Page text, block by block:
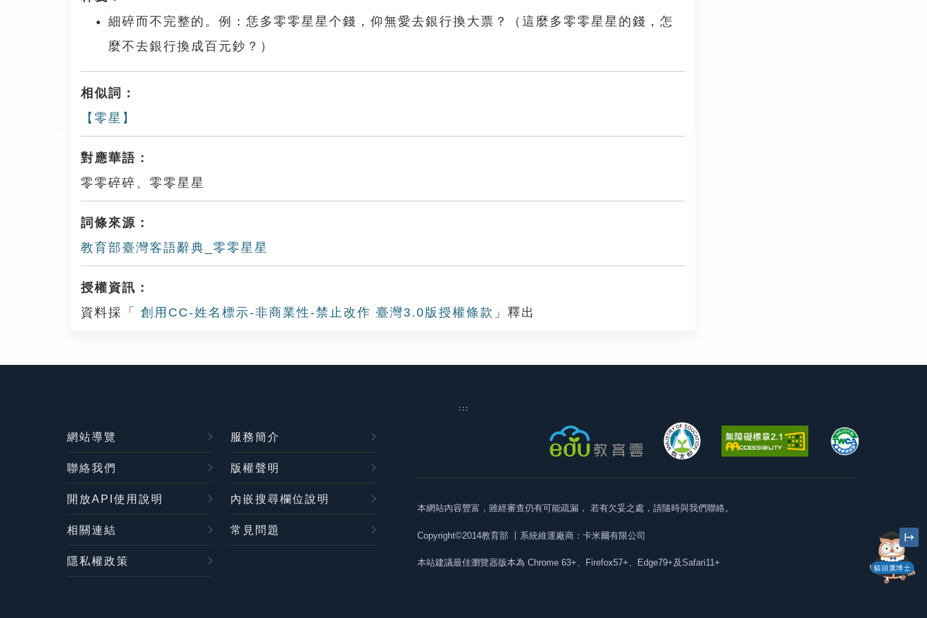
細碎而不完整的。例：恁多零零星星个錢，仰無愛去銀行換大票？（這麼多零零星星的錢，怎
麼不去銀行換成百元鈔？）
相似詞：
【零星】
對應華語：
零零碎碎、零零星星
詞條來源：
教育部臺灣客語辭典_零零星星
授權資訊：
資料採「
創用CC-姓名標示-非商業性-禁止改作 臺灣3.0版授權條款 」釋出
貓頭鷹博士
:::
網站導覽 服務簡介
聯絡我們 版權聲明
開放API使用說明 內嵌搜尋欄位說明
相關連結 常見問題
隱私權政策
本網站內容豐富，雖經審查仍有可能疏漏， 若有欠妥之處，請隨時與我們聯絡。
Copyright©2014教育部 丨系統維運廠商：卡米爾有限公司
本站建議最佳瀏覽器版本為 Chrome 63+、Firefox57+、Edge79+及Safari11+